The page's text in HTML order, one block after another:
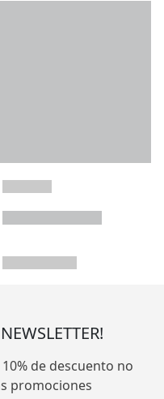
de descuento no
promociones